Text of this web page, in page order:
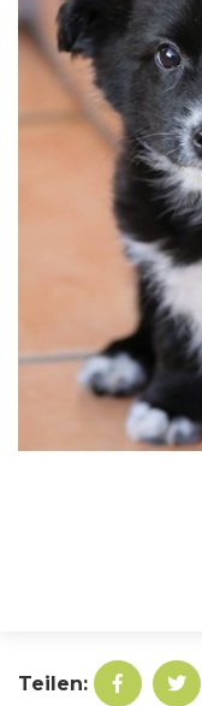
Teilen: